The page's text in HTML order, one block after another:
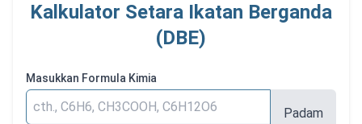
Kalkulator Setara Ikatan Berganda
(DBE)
Masukkan Formula Kimia
Padam